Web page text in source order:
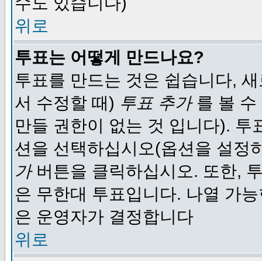
위로
투표는 어떻게 만드나요?
투표를 만드는 것은 쉽습니다,
서 수정할 때) 투표 추가를 볼 수
만들 권한이 없는 것 입니다).
션을 선택하십시오(옵션을 설정
가버튼을 클릭하십시오. 또한,
은 무한대 투표입니다. 나열 가
은 운영자가 결정합니다
위로